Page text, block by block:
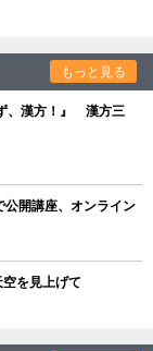
もっと見る
、漢方！』 漢方三
開講座、オンライン
を見上げて